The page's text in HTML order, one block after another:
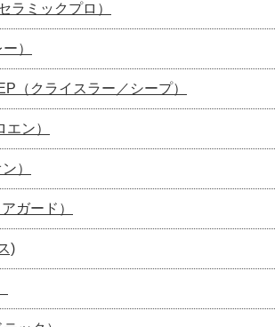
ラミックプロ）
）
（クライスラー／シープ）
ン）
）
ガード）
)